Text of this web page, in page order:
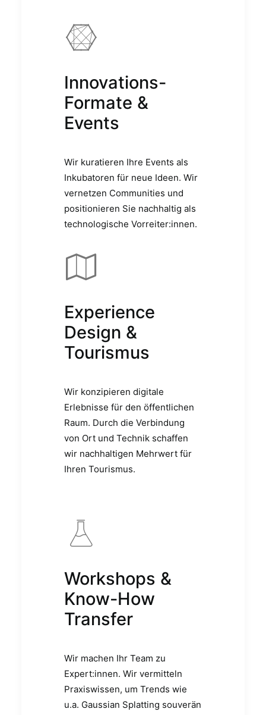
Innovations-
Formate &
Events
Wir kuratieren Ihre Events als
Inkubatoren für neue Ideen. Wir
vernetzen Communities und
positionieren Sie nachhaltig als
technologische Vorreiter:innen.
Experience
Design &
Tourismus
Wir konzipieren digitale
Erlebnisse für den öffentlichen
Raum. Durch die Verbindung
von Ort und Technik schaffen
wir nachhaltigen Mehrwert für
Ihren Tourismus.
Workshops &
Know-How
Transfer
Wir machen Ihr Team zu
Expert:innen. Wir vermitteln
Praxiswissen, um Trends wie
u.a. Gaussian Splatting souverän